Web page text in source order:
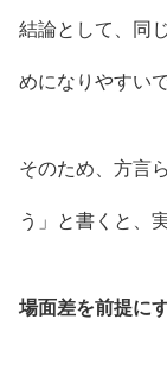
結論として、同
めになりやすいで
そのため、方言
う」と書くと、
場面差を前提に